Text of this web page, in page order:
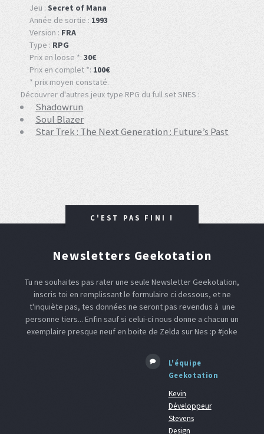
Jeu : Secret of Mana
Année de sortie : 1993
Version : FRA
Type : RPG
Prix en loose *: 30€
Prix en complet *: 100€
* prix moyen constaté.
Découvrer d'autres jeux type RPG du full set SNES :
Shadowrun
Soul Blazer
Star Trek : The Next Generation : Future’s Past
C'EST PAS FINI !
Newsletters Geekotation
Tu ne souhaites pas rater une seule Newsletter Geekotation,
inscris toi en remplissant le formulaire ci dessous, et ne
t'inquiète pas, tes données ne seront pas revendus à une
personne tiers... Enfin sauf si celui-ci nous donne a chacun un
exemplaire presque neuf en boite de Zelda sur Nes :p #joke
L'équipe
Geekotation
Kevin
Développeur
Stevens
Design